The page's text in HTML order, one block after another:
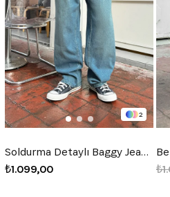
2
Soldurma Detaylı Baggy Jean Mavi
₺1.099,00